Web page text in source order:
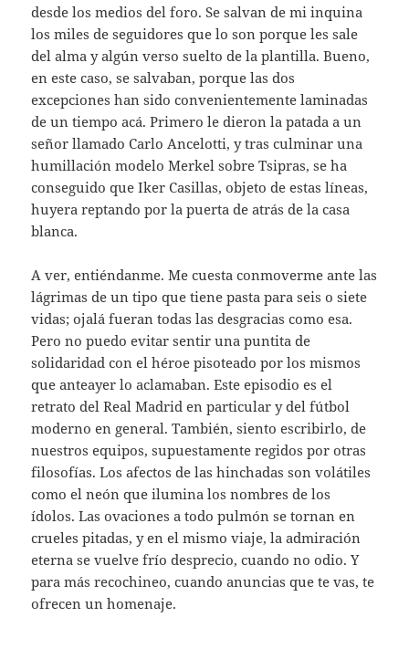
desde los medios del foro. Se salvan de mi inquina
los miles de seguidores que lo son porque les sale
del alma y algún verso suelto de la plantilla. Bueno,
en este caso, se salvaban, porque las dos
excepciones han sido convenientemente laminadas
de un tiempo acá. Primero le dieron la patada a un
señor llamado Carlo Ancelotti, y tras culminar una
humillación modelo Merkel sobre Tsipras, se ha
conseguido que Iker Casillas, objeto de estas líneas,
huyera reptando por la puerta de atrás de la casa
blanca.
A ver, entiéndanme. Me cuesta conmoverme ante las
lágrimas de un tipo que tiene pasta para seis o siete
vidas; ojalá fueran todas las desgracias como esa.
Pero no puedo evitar sentir una puntita de
solidaridad con el héroe pisoteado por los mismos
que anteayer lo aclamaban. Este episodio es el
retrato del Real Madrid en particular y del fútbol
moderno en general. También, siento escribirlo, de
nuestros equipos, supuestamente regidos por otras
filosofías. Los afectos de las hinchadas son volátiles
como el neón que ilumina los nombres de los
ídolos. Las ovaciones a todo pulmón se tornan en
crueles pitadas, y en el mismo viaje, la admiración
eterna se vuelve frío desprecio, cuando no odio. Y
para más recochineo, cuando anuncias que te vas, te
ofrecen un homenaje.